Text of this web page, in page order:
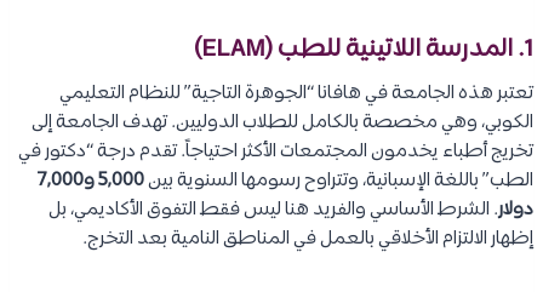
1. المدرسة اللاتينية للطب (ELAM)
تعتبر هذه الجامعة في هافانا “الجوهرة التاجية” للنظام التعليمي
الكوبي، وهي مخصصة بالكامل للطلاب الدوليين. تهدف الجامعة إلى
تخريج أطباء يخدمون المجتمعات الأكثر احتياجاً. تقدم درجة “دكتور في
الطب” باللغة الإسبانية، وتتراوح رسومها السنوية بين
5,000 و7,000
دولار. الشرط الأساسي والفريد هنا ليس فقط التفوق الأكاديمي، بل
إظهار الالتزام الأخلاقي بالعمل في المناطق النامية بعد التخرج.